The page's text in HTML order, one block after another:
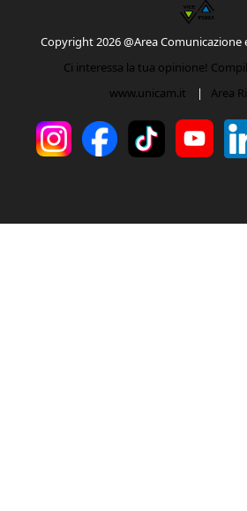
Copyright 2026 @Area Comunicazione
Ci interessa la tua opinione!
www.unicam.it | Area